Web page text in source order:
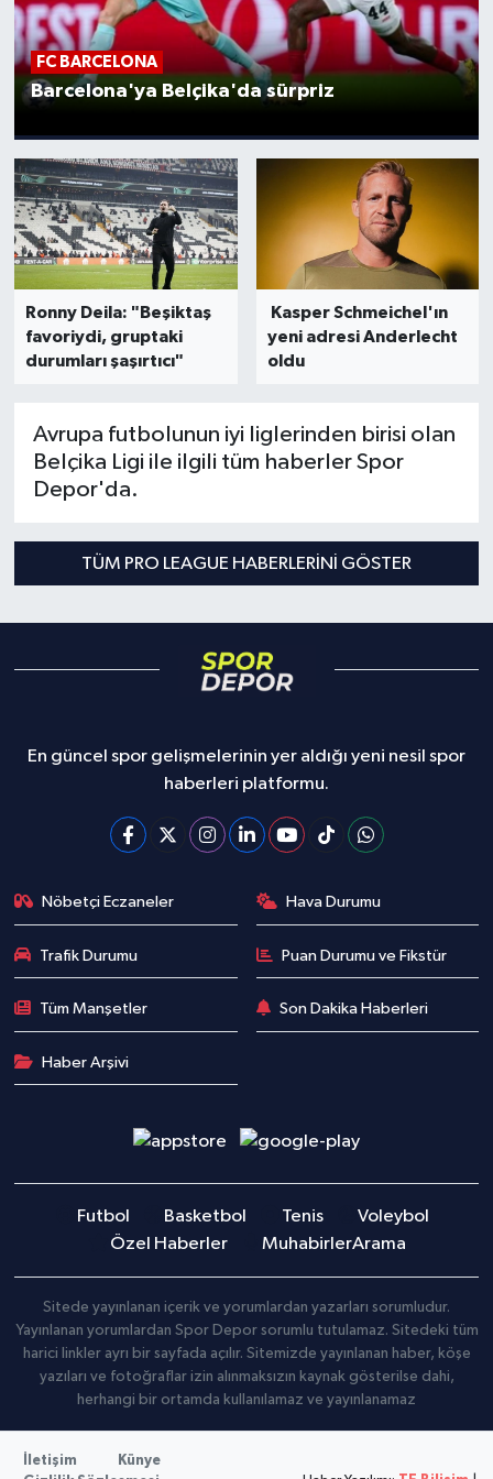
FC BARCELONA
Barcelona'ya Belçika'da sürpriz
Ronny Deila: "Beşiktaş
favoriydi, gruptaki
durumları şaşırtıcı"
Kasper Schmeichel'ın
yeni adresi Anderlecht
oldu
Avrupa futbolunun iyi liglerinden birisi olan
Belçika Ligi ile ilgili tüm haberler Spor
Depor'da.
TÜM PRO LEAGUE HABERLERINI GÖSTER
En güncel spor gelişmelerinin yer aldığı yeni nesil spor
haberleri platformu.
Nöbetçi Eczaneler Hava Durumu
Trafik Durumu Puan Durumu ve Fikstür
Tüm Manşetler Son Dakika Haberleri
Haber Arşivi
Futbol Basketbol Tenis
Voleybol
Özel Haberler
MuhabirlerArama
Sitede yayınlanan içerik ve yorumlardan yazarları sorumludur.
Yayınlanan yorumlardan Spor Depor sorumlu tutulamaz. Sitedeki tüm
harici linkler ayrı bir sayfada açılır. Sitemizde yayınlanan haber, köşe
yazıları ve fotoğraflar izin alınmaksızın kaynak gösterilse dahi,
herhangi bir ortamda kullanılamaz ve yayınlanamaz
İletişim
Künye
İngiltere Premier Lig
Almanya Bundesliga
Serie A
İngiltere Premier Lig
La Liga
Serie A
Fransa Ligue 1
Eredevise
TFF 1.Lig
Diğer Futbol Ligleri
Türkiye Basketbol Ligi
Diğer Basketbol Ligleri
Atletizm
Hentbol
Su Sporları
Diğer Spor Dalları
Futbolcular